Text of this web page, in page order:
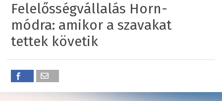
Felelősségvállalás Horn-
módra: amikor a szavakat
tettek követik